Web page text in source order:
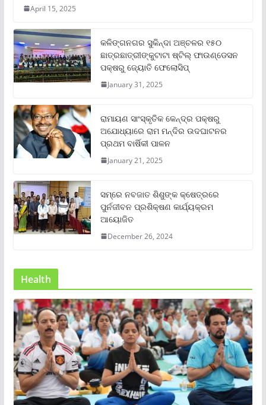
April 15, 2025
କଳିଙ୍ଗନଗର ସୁକିନ୍ଦା ଅଞ୍ଚଳର ୧୫୦
ଛାତ୍ରଛାତ୍ରୀଙ୍କୁଟାଟା ଷ୍ଟିଲ୍ ଫାଉଣ୍ଡେସନ
ପକ୍ଷରୁ ଜ୍ୟୋତି ଫେଲୋସିପ୍‌
January 31, 2025
ରାମାୟଣ ସାଂସ୍କୃତିକ କେନ୍ଦ୍ର ପକ୍ଷରୁ
ଅଯୋଧ୍ୟାରେ ରାମ ମନ୍ଦିର ଉଦଘାଟନର
ପ୍ରଥମ ବାର୍ଷିକୀ ପାଳନ
January 21, 2025
ସମ୍‌ରେ ନବଜାତ ଶିଶୁଙ୍କ କ୍ଷେତ୍ରରେ
ପୁର୍ନଜୀବନ ପ୍ରଶିକ୍ଷଣ କାର୍ଯ୍ୟକ୍ରମ
ଆୟୋଜିତ
December 26, 2024
Health